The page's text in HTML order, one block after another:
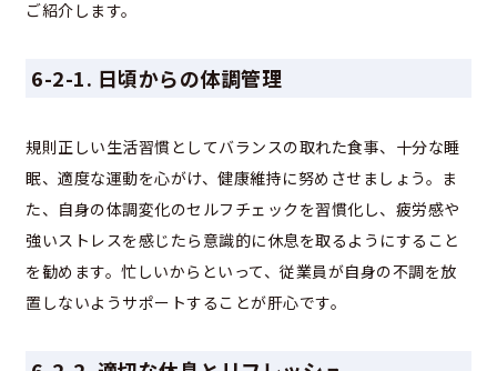
ご紹介します。
6-2-1. 日頃からの体調管理
規則正しい生活習慣としてバランスの取れた食事、十分な睡
眠、適度な運動を心がけ、健康維持に努めさせましょう。ま
た、自身の体調変化のセルフチェックを習慣化し、疲労感や
強いストレスを感じたら意識的に休息を取るようにすること
を勧めます。忙しいからといって、従業員が自身の不調を放
置しないようサポートすることが肝心です。